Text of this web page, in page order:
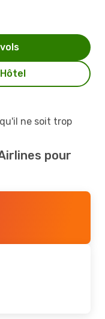
ne soit trop
pour